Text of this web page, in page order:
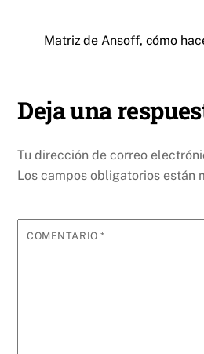
Matriz de Ansoff, cómo
Deja una
Tu dirección de correo
Los campos obligatorios están
COMENTARIO*